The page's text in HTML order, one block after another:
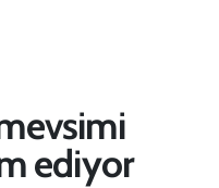
ediyor